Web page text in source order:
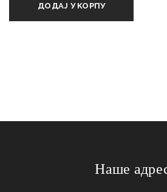
ДОДАЈ У КОРПУ
Наше